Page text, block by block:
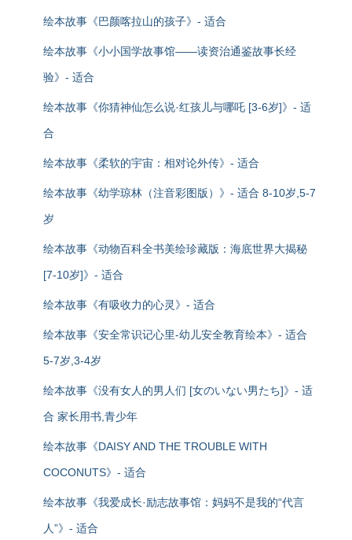
绘本故事《巴颜喀拉山的孩子》- 适合
绘本故事《小小国学故事馆——读资治通鉴故事长经
验》- 适合
绘本故事《你猜神仙怎么说·红孩儿与哪吒 [3-6岁]》- 适
合
绘本故事《柔软的宇宙：相对论外传》- 适合
绘本故事《幼学琼林（注音彩图版）》- 适合 8-10岁,5-7
岁
绘本故事《动物百科全书美绘珍藏版：海底世界大揭秘
[7-10岁]》- 适合
绘本故事《有吸收力的心灵》- 适合
绘本故事《安全常识记心里-幼儿安全教育绘本》- 适合
5-7岁,3-4岁
绘本故事《没有女人的男人们 [女のいない男たち]》- 适
合 家长用书,青少年
绘本故事《DAISY AND THE TROUBLE WITH
COCONUTS》- 适合
绘本故事《我爱成长·励志故事馆：妈妈不是我的“代言
人”》- 适合